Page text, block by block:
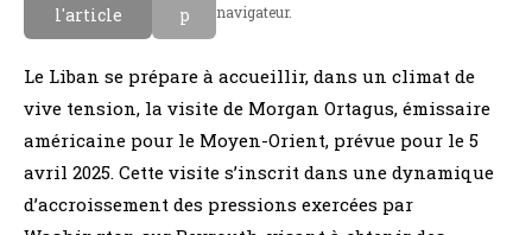
l'article
p
navigateur.
Le Liban se prépare à accueillir, dans un climat de
vive tension, la visite de Morgan Ortagus, émissaire
américaine pour le Moyen-Orient, prévue pour le 5
avril 2025. Cette visite s’inscrit dans une dynamique
d’accroissement des pressions exercées par